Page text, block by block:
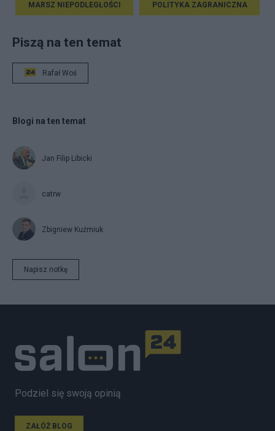
MARSZ NIEPODLEGŁOŚCI POLITYKA ZAGRANICZNA
Piszą na ten temat
Rafał Woś
Blogi na ten temat
Jan Filip Libicki
catrw
Zbigniew Kuźmiuk
Napisz notkę
Podziel się swoją opinią
ZAŁÓŻ BLOG